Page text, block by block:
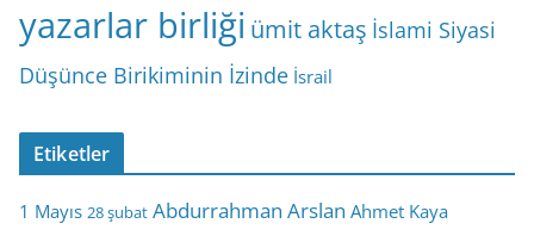
yazarlar birliği ümit aktaş İslami Siyasi
Düşünce Birikiminin İzinde İsrail
Etiketler
1 Mayıs 28 şubat Abdurrahman Arslan Ahmet Kaya